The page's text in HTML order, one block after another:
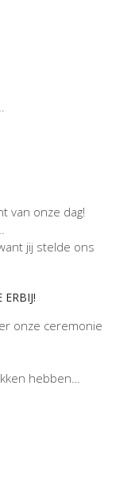
van onze dag!
jij stelde ons
onze ceremonie
hebben…